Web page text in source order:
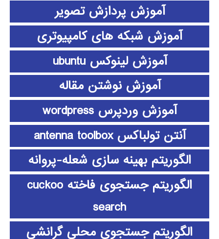
آموزش پردازش تصویر
آموزش شبکه های کامپیوتری
آموزش لینوکس ubuntu
آموزش نوشتن مقاله
آموزش وردپرس wordpress
آنتن تولباکس antenna toolbox
الگوریتم بهینه سازی شعله-پروانه
الگوریتم جستجوی فاخته cuckoo
search
الگوریتم جستجوی محلی گرانشی